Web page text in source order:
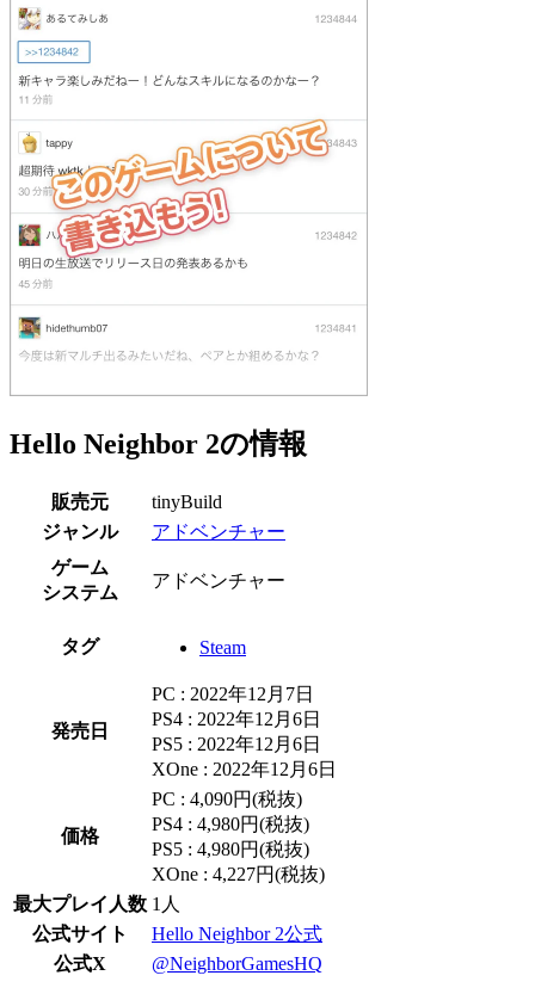
Hello Neighbor 2の情報
販売元
tinyBuild
ジャンル
アドベンチャー
ゲーム
システム
アドベンチャー
タグ Steam
発売日
PC : 2022年12月7日
PS4 : 2022年12月6日
PS5 : 2022年12月6日
XOne : 2022年12月6日
価格
PC : 4,090円(税抜)
PS4 : 4,980円(税抜)
PS5 : 4,980円(税抜)
XOne : 4,227円(税抜)
最大プレイ人数 1人
公式サイト
Hello Neighbor 2公式
公式X
@NeighborGamesHQ